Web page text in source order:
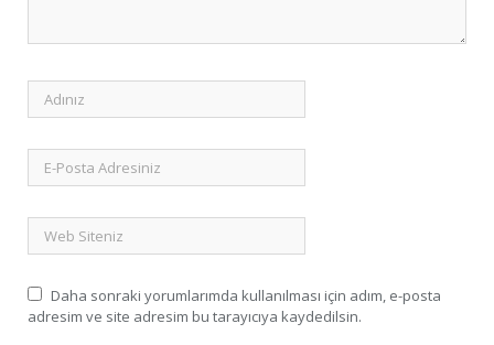
Daha sonraki yorumlarımda kullanılması için adım, e-posta
adresim ve site adresim bu tarayıcıya kaydedilsin.